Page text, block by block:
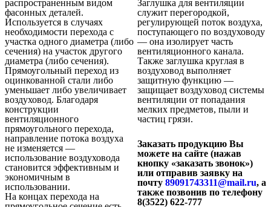
распространенным видом
фасонных деталей.
Используется в случаях
необходимости перехода с
участка одного диаметра (либо
сечения) на участок другого
диаметра (либо сечения).
Прямоугольный переход из
оцинкованной стали либо
уменьшает либо увеличивает
воздуховод. Благодаря
конструкции
вентиляционного
прямоугольного перехода,
направление потока воздуха
не изменяется —
использование воздуховода
становится эффективным и
экономичным в
использовании.
На концах перехода на
Заглушка для вентиляции
служит перегородкой,
регулирующей поток воздуха,
поступающего по воздуховоду
— она изолирует часть
вентиляционного канала.
Также заглушка круглая в
воздуховод выполняет
защитную функцию —
защищает воздуховод системы
вентиляции от попадания
мелких предметов, пыли и
частиц грязи.
Заказать продукцию Вы
можете на сайте (нажав
кнопку «заказать звонок»)
или отправив заявку на
почту 89091743311@mail.ru, а
также позвонив по телефону
8(3522) 622-777